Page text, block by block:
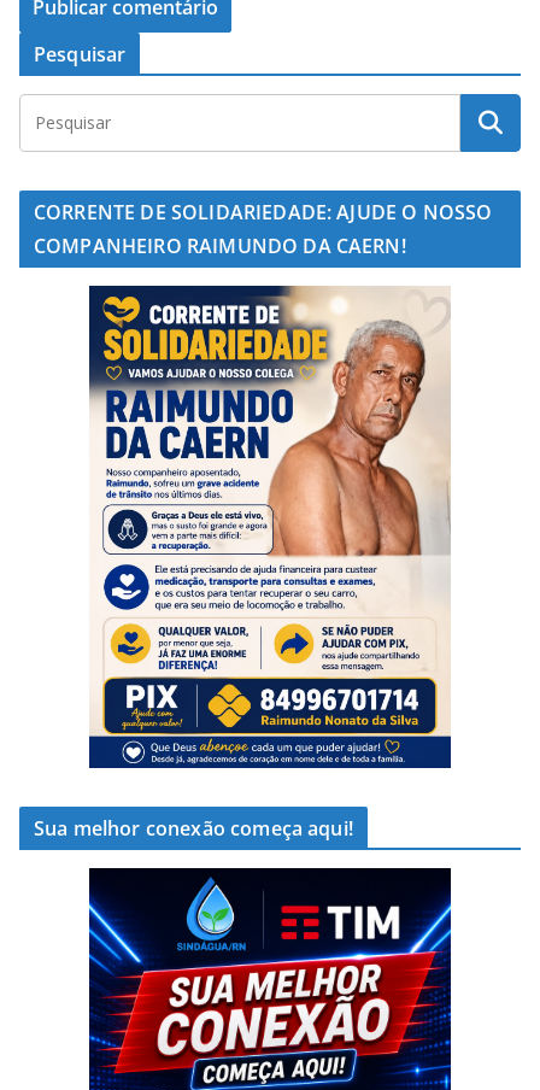
Pesquisar
CORRENTE DE SOLIDARIEDADE: AJUDE O NOSSO
COMPANHEIRO RAIMUNDO DA CAERN!
Sua melhor conexão começa aqui!